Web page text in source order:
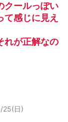
クールっぽい
感じに見え
れが正解なの
25(日)